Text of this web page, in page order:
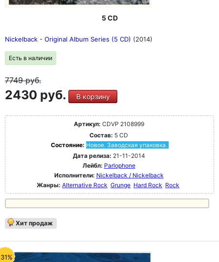
5 CD
Nickelback - Original Album Series (5 CD) (2014)
Есть в наличии
7749руб.
2430 руб. В корзину
Артикул: CDVP 2108999
Состав: 5 CD
Состояние: Новое. Заводская упаковка.
Дата релиза: 21-11-2014
Лейбл: Parlophone
Исполнители: Nickelback / Nickelback
Жанры: Alternative Rock Grunge Hard Rock Rock
Хит продаж